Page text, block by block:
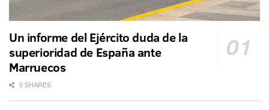
Un informe del Ejército duda de la
superioridad de España ante
Marruecos
0 SHARES